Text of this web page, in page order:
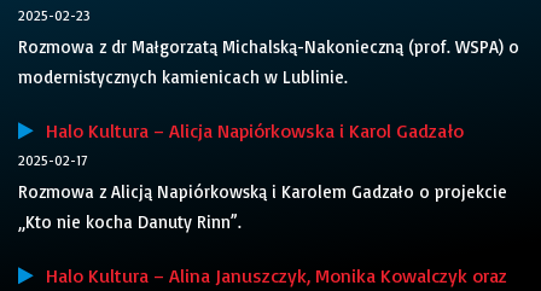
2025-02-23
Rozmowa z dr Małgorzatą Michalską-Nakonieczną (prof. WSPA) o
modernistycznych kamienicach w Lublinie.
Halo Kultura – Alicja Napiórkowska i Karol Gadzało
2025-02-17
Rozmowa z Alicją Napiórkowską i Karolem Gadzało o projekcie
„Kto nie kocha Danuty Rinn”.
Halo Kultura – Alina Januszczyk, Monika Kowalczyk oraz